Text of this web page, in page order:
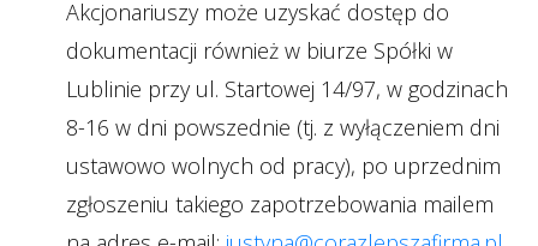
Akcjonariuszy może uzyskać dostęp do
dokumentacji również w biurze Spółki w
Lublinie przy ul. Startowej 14/97, w godzinach
8-16 w dni powszednie (tj. z wyłączeniem dni
ustawowo wolnych od pracy), po uprzednim
zgłoszeniu takiego zapotrzebowania mailem